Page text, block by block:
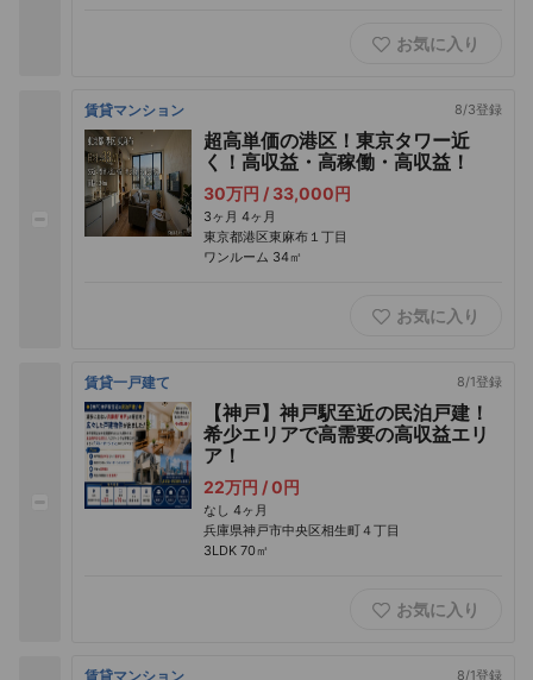
お気に入り
賃貸マンション 8/3登録
超高単価の港区！東京タワー近
く！高収益・高稼働・高収益！
30万円 / 33,000円
3ヶ月 4ヶ月
東京都港区東麻布１丁目
ワンルーム 34㎡
お気に入り
賃貸一戸建て 8/1登録
【神戸】神戸駅至近の民泊戸建！
希少エリアで高需要の高収益エリ
ア！
22万円 /0円
なし 4ヶ月
兵庫県神戸市中央区相生町４丁目
3LDK 70㎡
お気に入り
賃貸マンション 8/1登録